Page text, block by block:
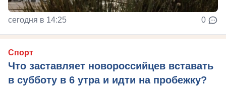
сегодня в 14:25 0
Спорт
Что заставляет новороссийцев вставать
в субботу в 6 утра и идти на пробежку?